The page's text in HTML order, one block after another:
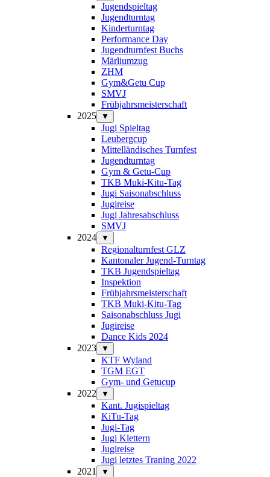
Jugendspieltag
Jugendturntag
Kinderturntag
Performance Day
Jugendturnfest Buchs
Märliumzug
ZHM
Gym&Getu Cup
SMVJ
Frühjahrsmeisterschaft
2025
▼
Jugi Spieltag
Leubergcup
Mittelländisches Turnfest
Jugendturntag
Gym & Getu-Cup
TKB Muki-Kitu-Tag
Jugi Saisonabschluss
Jugireise
Jugi Jahresabschluss
SMVJ
2024
▼
Regionalturnfest GLZ
Kantonaler Jugend-Turntag
TKB Jugendspieltag
Inspektion
Frühjahrsmeisterschaft
TKB Muki-Kitu-Tag
Saisonabschluss Jugi
Jugireise
Dance Kids 2024
2023
▼
KTF Wyland
TGM EGT
Gym- und Getucup
2022
▼
Kant. Jugispieltag
KiTu-Tag
Jugi-Tag
Jugi Klettern
Jugireise
Jugi letztes Traning 2022
2021
▼